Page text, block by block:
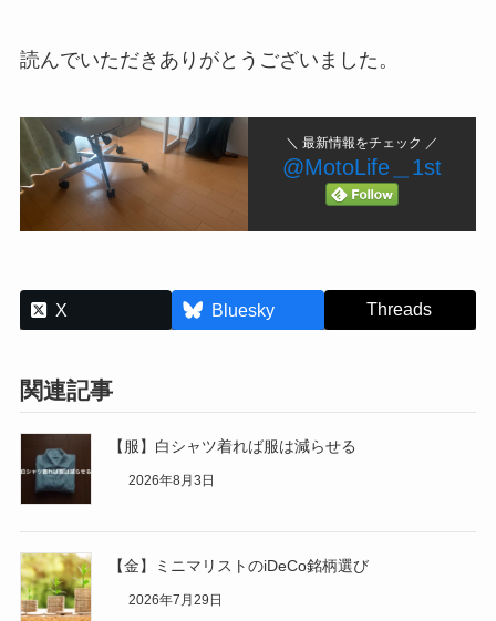
読んでいただきありがとうございました。
＼ 最新情報をチェック ／
@MotoLife＿1st
X Bluesky Threads
関連記事
【服】白シャツ着れば服は減らせる
2026年8月3日
【金】ミニマリストのiDeCo銘柄選び
2026年7月29日